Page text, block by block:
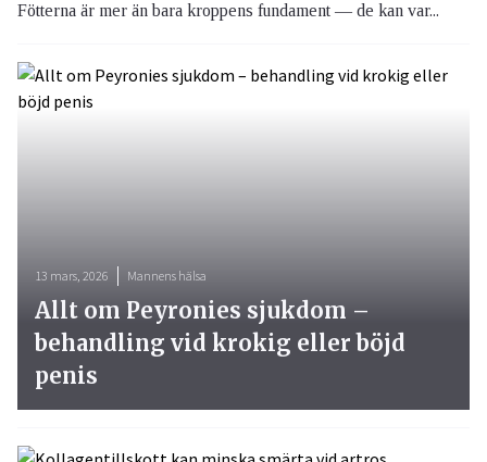
Fötterna är mer än bara kroppens fundament — de kan var...
13 mars, 2026 Mannens hälsa
Allt om Peyronies sjukdom –
behandling vid krokig eller böjd
penis